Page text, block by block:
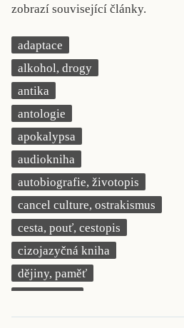
KNIHY
LITERATURY
KATEGORIE
zobrazí související články.
adaptace
alkohol, drogy
antika
antologie
apokalypsa
audiokniha
autobiografie, životopis
cancel culture, ostrakismus
cesta, pouť, cestopis
cizojazyčná kniha
dějiny, paměť
deník, korespondence, svědectví